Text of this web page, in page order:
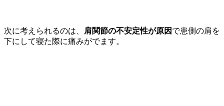
次に考えられるのは、 肩関節の不安定性が原因 で患側の肩を
下にして寝た際に痛みがでます。